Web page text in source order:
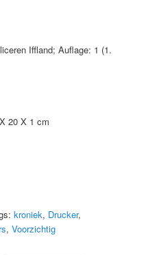
Iffland; Auflage: 1 (1.
20 X 1 cm
kroniek, Drucker,
,Voorzichtig